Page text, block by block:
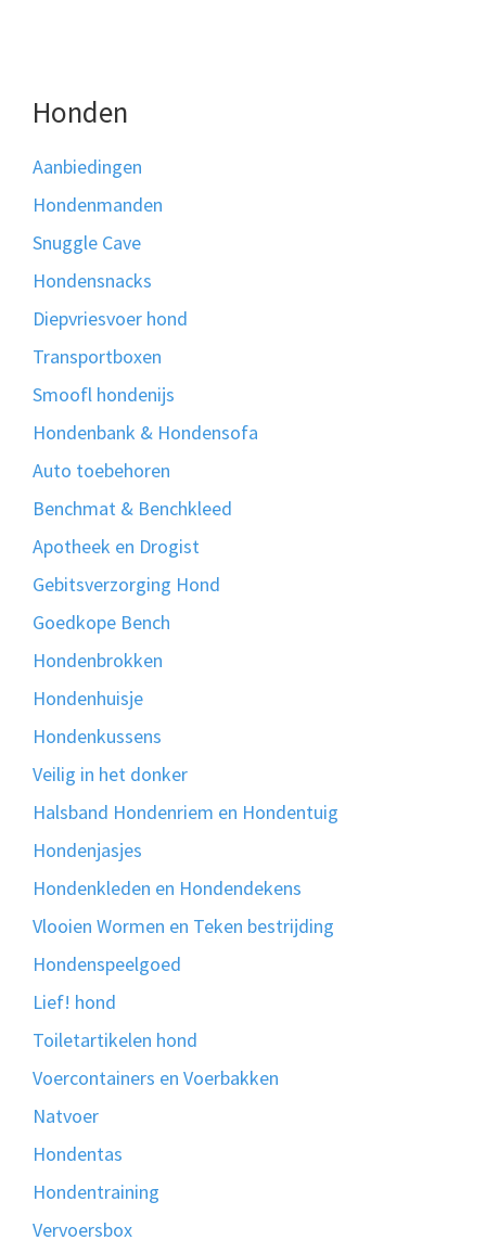
Honden
Aanbiedingen
Hondenmanden
Snuggle Cave
Hondensnacks
Diepvriesvoer hond
Transportboxen
Smoofl hondenijs
Hondenbank & Hondensofa
Auto toebehoren
Benchmat & Benchkleed
Apotheek en Drogist
Gebitsverzorging Hond
Goedkope Bench
Hondenbrokken
Hondenhuisje
Hondenkussens
Veilig in het donker
Halsband Hondenriem en Hondentuig
Hondenjasjes
Hondenkleden en Hondendekens
Vlooien Wormen en Teken bestrijding
Hondenspeelgoed
Lief! hond
Toiletartikelen hond
Voercontainers en Voerbakken
Natvoer
Hondentas
Hondentraining
Vervoersbox